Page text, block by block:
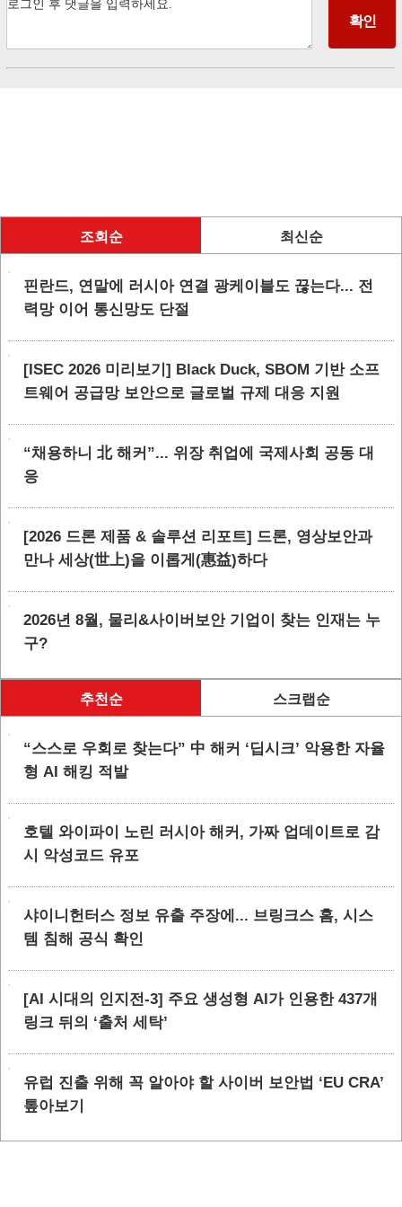
조회순 최신순
핀란드, 연말에 러시아 연결 광케이블도 끊는다... 전
력망 이어 통신망도 단절
[ISEC 2026 미리보기] Black Duck, SBOM 기반 소프
트웨어 공급망 보안으로 글로벌 규제 대응 지원
“채용하니 北 해커”... 위장 취업에 국제사회 공동 대
응
[2026 드론 제품 & 솔루션 리포트] 드론, 영상보안과
만나 세상(世上)을 이롭게(惠益)하다
2026년 8월, 물리&사이버보안 기업이 찾는 인재는 누
구?
추천순 스크랩순
“스스로 우회로 찾는다” 中 해커 ‘딥시크’ 악용한 자율
형 AI 해킹 적발
호텔 와이파이 노린 러시아 해커, 가짜 업데이트로 감
시 악성코드 유포
샤이니헌터스 정보 유출 주장에... 브링크스 홈, 시스
템 침해 공식 확인
[AI 시대의 인지전-3] 주요 생성형 AI가 인용한 437개
링크 뒤의 ‘출처 세탁’
유럽 진출 위해 꼭 알아야 할 사이버 보안법 ‘EU CRA’
톺아보기